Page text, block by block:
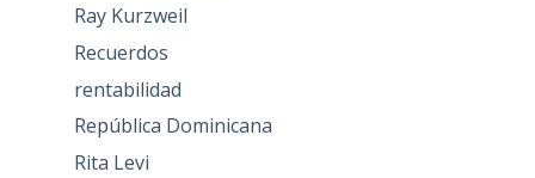
Ray Kurzweil
Recuerdos
rentabilidad
República Dominicana
Rita Levi